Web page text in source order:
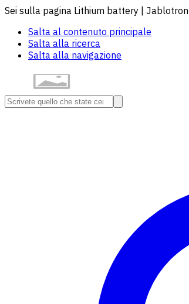
Sei sulla pagina Lithium battery | Jablotron
Salta al contenuto principale
Salta alla ricerca
Salta alla navigazione